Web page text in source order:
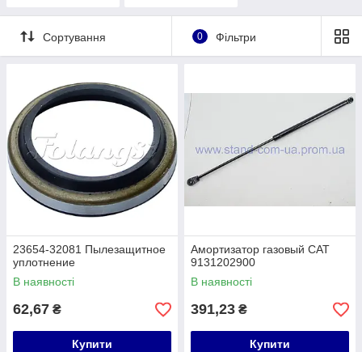
Сортування 0 Фільтри
23654-32081 Пылезащитное
уплотнение
В наявності
62,67 ₴
Купити
Амортизатор газовый CAT
9131202900
В наявності
391,23 ₴
Купити